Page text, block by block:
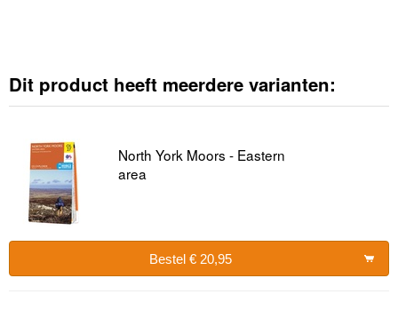
Dit product heeft meerdere varianten:
North York Moors - Eastern
area
Bestel € 20,95